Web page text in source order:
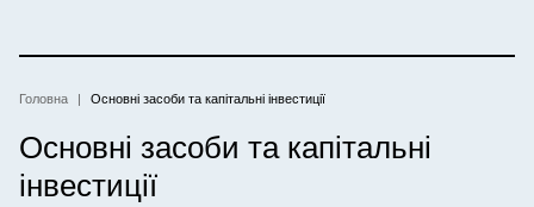
основного
Рядок
навіґації
Головна Основні засоби та капітальні інвестиції
Основні засоби та капітальні
інвестиції